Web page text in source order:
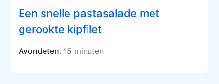
Een snelle pastasalade met
gerookte kipfilet
Avondeten. 15 minuten